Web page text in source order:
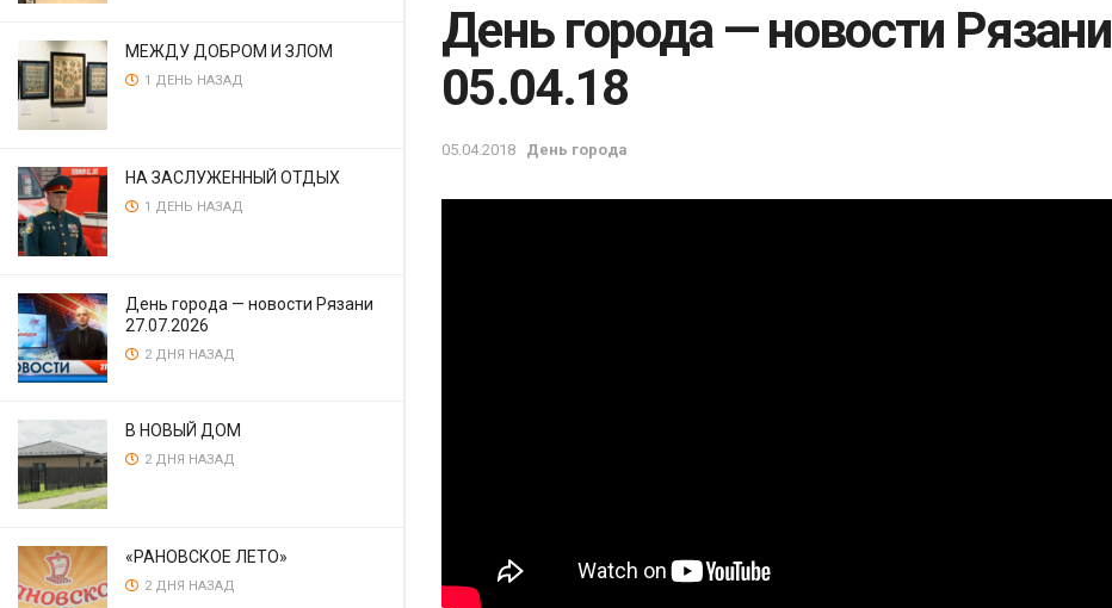
МЕЖДУ ДОБРОМ И ЗЛОМ
1 ДЕНЬ НАЗАД
НА ЗАСЛУЖЕННЫЙ ОТДЫХ
1 ДЕНЬ НАЗАД
День города — новости Рязани
27.07.2026
2 ДНЯ НАЗАД
В НОВЫЙ ДОМ
2 ДНЯ НАЗАД
«РАНОВСКОЕ ЛЕТО»
2 ДНЯ НАЗАД
День города — новости Рязани
05.04.18
05.04.2018 День города